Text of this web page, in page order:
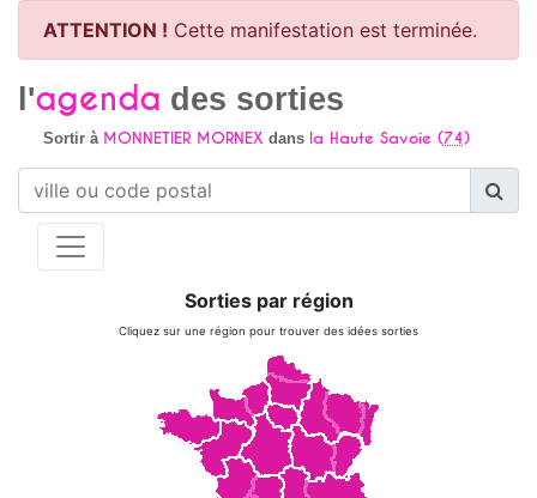
ATTENTION ! Cette manifestation est terminée.
l'agenda des sorties
Sortir à MONNETIER MORNEX dans la Haute Savoie (74)
Sorties par région
Cliquez sur une région pour trouver des idées sorties